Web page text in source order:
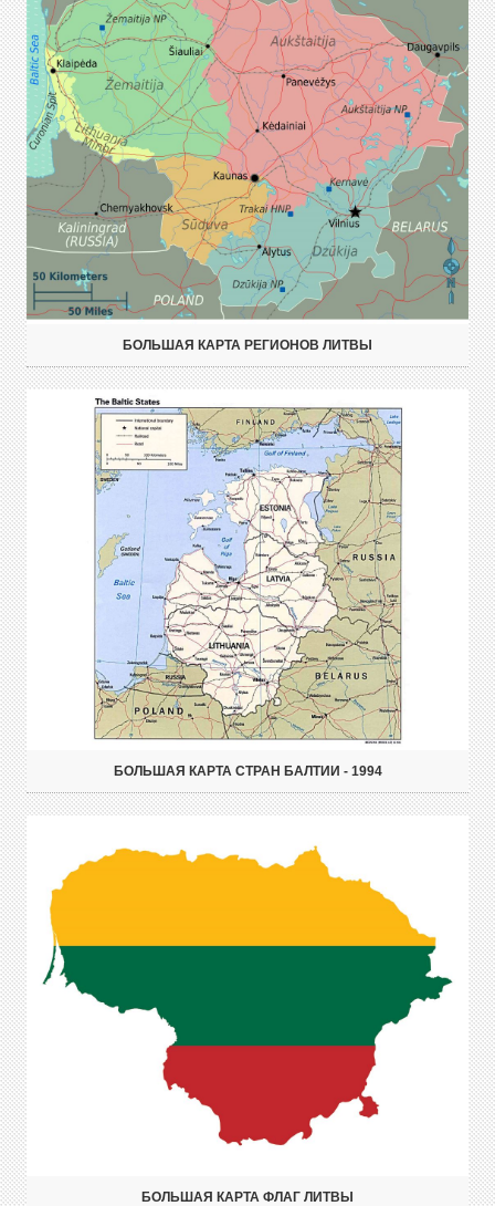
БОЛЬШАЯ КАРТА РЕГИОНОВ ЛИТВЫ
БОЛЬШАЯ КАРТА СТРАН БАЛТИИ - 1994
БОЛЬШАЯ КАРТА ФЛАГ ЛИТВЫ